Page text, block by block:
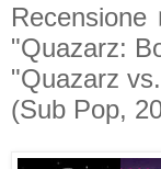
"Quazarz:
"Quazarz
(Sub Pop,